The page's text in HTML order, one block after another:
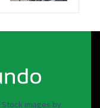
Stock images by